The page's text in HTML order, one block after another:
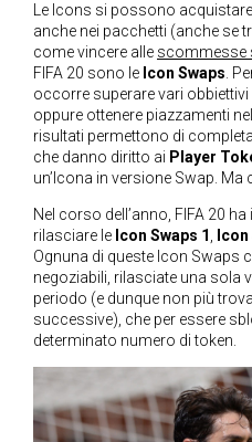
Le Icons si possono
anche nei pacchetti (anche se
come vincere alle scommesse
FIFA 20 sono le Icon Swaps.
occorre superare vari
oppure ottenere piazzamenti
risultati permettono di
che danno diritto ai Player
un’Icona in versione Swap. Ma
Nel corso dell’anno, FIFA 20
rilasciare le Icon Swaps 1,
Ognuna di queste Icon Swaps
negoziabili, rilasciate una sola
periodo (e dunque non più
successive), che per essere
determinato numero di token.